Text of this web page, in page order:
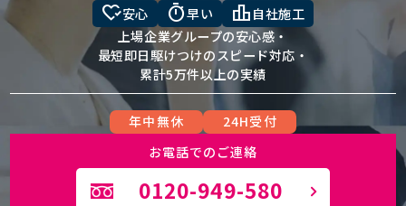
heart_check安心 timer早い leaderboard 自社施工
上場企業グループの安心感・
最短即日駆けつけのスピード対応・
累計5万件以上の実績
年中無休
24H受付
お電話でのご連絡
0120-949-580